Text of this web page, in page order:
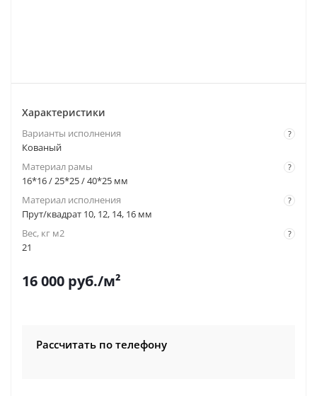
Характеристики
?
Варианты исполнения
Кованый
?
Материал рамы
16*16 / 25*25 / 40*25 мм
?
Материал исполнения
Прут/квадрат 10, 12, 14, 16 мм
?
Вес, кг м2
21
16 000 руб./м²
Рассчитать по телефону